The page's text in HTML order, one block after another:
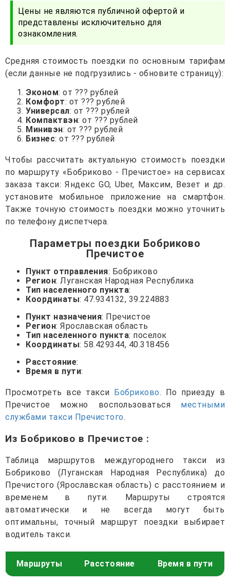
Цены не являются публичной офертой и
представлены исключительно для
ознакомления.
Средняя стоимость поездки по основным тарифам
(если данные не подгрузились - обновите страницу):
Эконом: от ??? рублей
Комфорт: от ??? рублей
Универсал: от ??? рублей
Компактвэн: от ??? рублей
Минивэн: от ??? рублей
Бизнес: от ??? рублей
Чтобы рассчитать актуальную стоимость поездки
по маршруту «Бобриково - Пречистое» на сервисах
заказа такси: Яндекс GO, Uber, Максим, Везет и др.
установите мобильное приложение на смартфон.
Также точную стоимость поездки можно уточнить
по телефону диспетчера.
Параметры поездки Бобриково
Пречистое
Пункт отправления: Бобриково
Регион: Луганская Народная Республика
Тип населенного пункта:
Координаты: 47.934132, 39.224883
Пункт назначения: Пречистое
Регион: Ярославская область
Тип населенного пункта: поселок
Координаты: 58.429344, 40.318456
Расстояние:
Время в пути:
Просмотреть все такси Бобриково. По приезду в
Пречистое можно воспользоваться местными
службами такси Пречистого.
Из Бобриково в Пречистое :
Таблица маршрутов междугороднего такси из
Бобриково (Луганская Народная Республика) до
Пречистого (Ярославская область) с расстоянием и
временем в пути. Маршруты строятся
автоматически и не всегда могут быть
оптимальны, точный маршрут поездки выбирает
водитель такси.
Маршруты Расстояние Время в пути